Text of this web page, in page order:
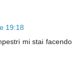
19:18
mi stai facendo